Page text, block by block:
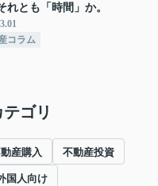
れとも「時間」か。
コラム
ゴリ
産購入 不動産投資
国人向け